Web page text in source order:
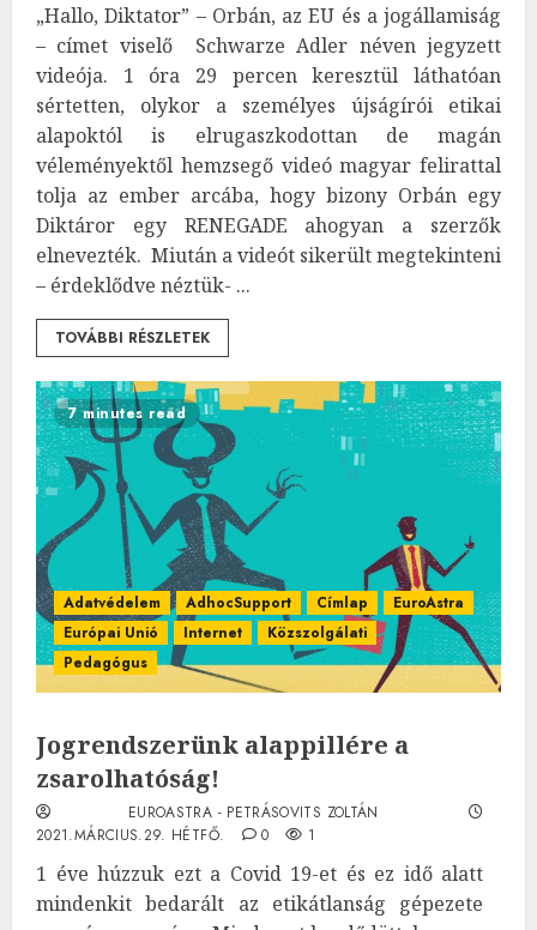
„Hallo, Diktator” – Orbán, az EU és a jogállamiság
– címet viselő Schwarze Adler néven jegyzett
videója. 1 óra 29 percen keresztül láthatóan
sértetten, olykor a személyes újságírói etikai
alapoktól is elrugaszkodottan de magán
véleményektől hemzsegő videó magyar felirattal
tolja az ember arcába, hogy bizony Orbán egy
Diktáror egy RENEGADE ahogyan a szerzők
elnevezték. Miután a videót sikerült megtekinteni
– érdeklődve néztük- ...
TOVÁBBI RÉSZLETEK
7 minutes read
Adatvédelem AdhocSupport Címlap
EuroAstra
Európai Unió
Internet
Közszolgálati
Pedagógus
Jogrendszerünk alappillére a
zsarolhatóság!
EUROASTRA - PETRÁSOVITS ZOLTÁN
2021.MÁRCIUS.29. HÉTFŐ.
0 1
1 éve húzzuk ezt a Covid 19-et és ez idő alatt
mindenkit bedarált az etikátlanság gépezete